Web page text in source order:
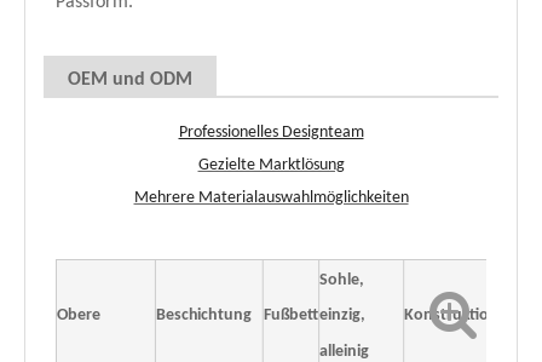
OEM und ODM
Professionelles Designteam
Gezielte Marktlösung
Mehrere Materialauswahlmöglichkeiten
Obere Beschichtung Fußbett
Sohle,
einzig,
alleinig
Konstruktion